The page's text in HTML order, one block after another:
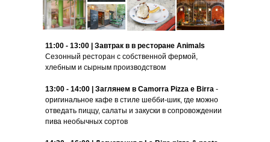
11:00 - 13:00 | Завтрак в в ресторане Animals
Сезонный ресторан с собственной фермой,
хлебным и сырным производством
13:00 - 14:00 | Заглянем в Camorra Pizza e Birra -
оригинальное кафе в стиле шебби-шик, где можно
отведать пиццу, салаты и закуски в сопровождении
пива необычных сортов